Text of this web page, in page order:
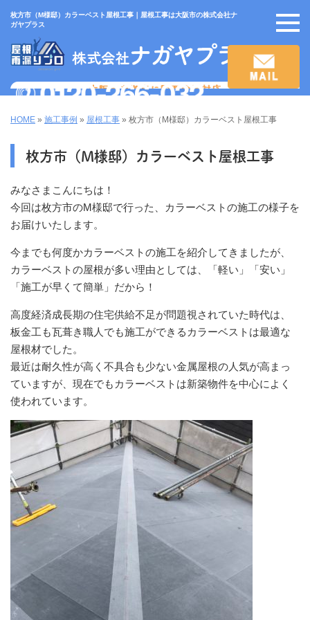
枚方市（M様邸）カラーベスト屋根工事｜屋根工事は大阪市の株式会社ナ
ガヤプラス
HOME » 施工事例 » 屋根工事 » 枚方市（M様邸）カラーベスト屋根工事
枚方市（M様邸）カラーベスト屋根工事
みなさまこんにちは！
今回は枚方市のM様邸で行った、カラーベストの施工の様子を
お届けいたします。
今までも何度かカラーベストの施工を紹介してきましたが、
カラーベストの屋根が多い理由としては、「軽い」「安い」
「施工が早くて簡単」だから！
高度経済成長期の住宅供給不足が問題視されていた時代は、
板金工も瓦葺き職人でも施工ができるカラーベストは最適な
屋根材でした。
最近は耐久性が高く不具合も少ない金属屋根の人気が高まっ
ていますが、現在でもカラーベストは新築物件を中心によく
使われています。